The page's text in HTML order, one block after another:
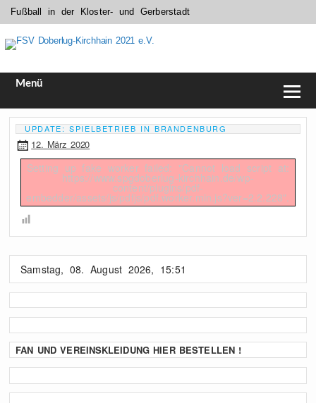
Fußball in der Kloster- und Gerberstadt
Menü
UPDATE: SPIELBETRIEB IN BRANDENBURG
12. März 2020
Setting up fake worker failed: "Cannot load script at:
https://www.spgdoberlug-kirchhain.de/wp-
content/plugins/pdf-
embedder/assets/js/pdfjs/pdf.worker.min.js?ver=2.2.228".
Samstag, 08. August 2026, 15:51
FAN UND VEREINSKLEIDUNG HIER BESTELLEN !